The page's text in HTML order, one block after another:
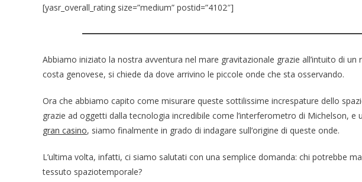
[yasr_overall_rating size=”medium” postid=”4102″]
Abbiamo iniziato la nostra avventura nel mare gravitazionale grazie all’intuito di
costa genovese, si chiede da dove arrivino le piccole onde che sta osservando.
Ora che abbiamo capito come misurare queste sottilissime increspature dello
grazie ad oggetti dalla tecnologia incredibile come l’interferometro di Michelson,
gran casino, siamo finalmente in grado di indagare sull’origine di queste onde.
L’ultima volta, infatti, ci siamo salutati con una semplice domanda: chi potrebbe
tessuto spaziotemporale?